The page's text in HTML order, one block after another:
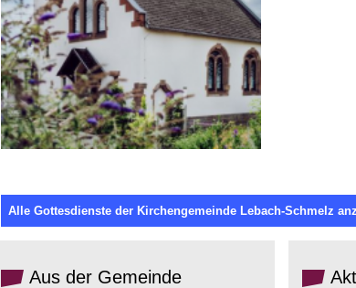
Alle Gottesdienste der Kirchengemeinde Lebach-Schmelz
Aus der Gemeinde